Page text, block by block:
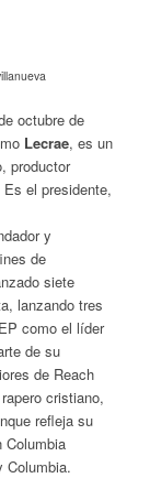
octubre de
Lecrae, es un
productor
el presidente,
y
de
siete
lanzando tres
como el líder
de su
de Reach
cristiano,
refleja su
Columbia
Columbia.